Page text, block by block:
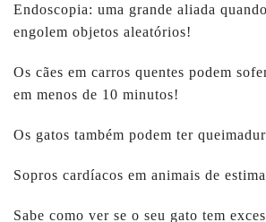
Endoscopia: uma grande aliada
engolem objetos aleatórios!
Os cães em carros quentes podem
em menos de 10 minutos!
Os gatos também podem ter
Sopros cardíacos em animais de
Sabe como ver se o seu gato tem